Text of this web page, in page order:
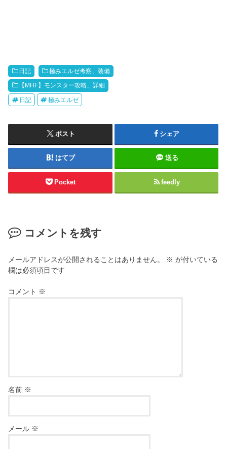
日記 極みエルゼ考察、装備
【MHF】モンスター攻略、詳細
日記 極みエルゼ
ポスト シェア
はてブ 送る
Pocket feedly
コメントを残す
メールアドレスが公開されることはありません。 ※ が付いている
欄は必須項目です
コメント ※
名前 ※
メール ※